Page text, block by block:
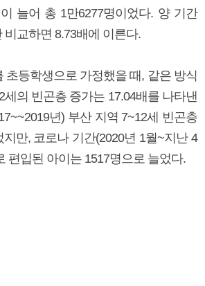
늘어 총 1만6277명이었다. 양 기간
비교하면 8.73배에 이른다.
초등학생으로 가정했을 때, 같은 방식
세의 빈곤층 증가는 17.04배를 나타낸
년) 부산 지역 7~12세 빈곤층
만, 코로나 기간(2020년 1월~지난 4
편입된 아이는 1517명으로 늘었다.